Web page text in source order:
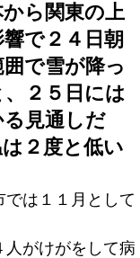
ら関東の上
で２４日朝
で雪が降っ
２５日には
見通しだ
２度と低い
は１１月として
がけがをして病